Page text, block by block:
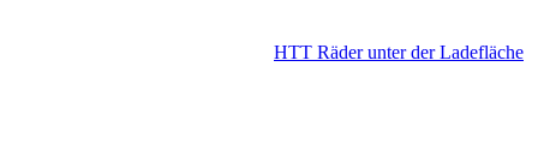
HTT Räder unter der Ladefläche